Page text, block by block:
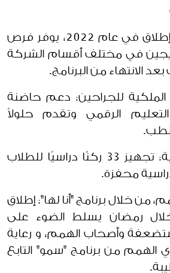
برنامج "جيل ICT": إطلاق في عام 2022، يوفر فرص
في مختلف أقسام الشركة
الانتهاء من البرنامج.
للجراحين: دعم حاضنة
الرقمي وتقدم حلولاً
تجهيز أركان دراسية: تجهيز 33 ركنًا دراسيًا للطلاب
دراسية محفزة.
من خلال برنامج "أنا لها": إطلاق
خلال رمضان يسلط الضوء على
وأصحاب الهمم، و رعاية
الهمم من برنامج "سمو" التابع